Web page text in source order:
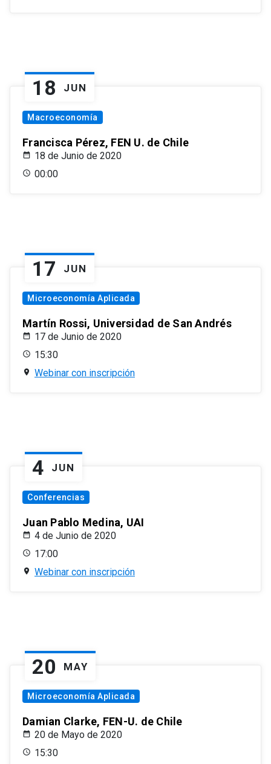
18 JUN
Macroeconomía
Francisca Pérez, FEN U. de Chile
18 de Junio de 2020
00:00
17 JUN
Microeconomía Aplicada
Martín Rossi, Universidad de San Andrés
17 de Junio de 2020
15:30
Webinar con inscripción
4 JUN
Conferencias
Juan Pablo Medina, UAI
4 de Junio de 2020
17:00
Webinar con inscripción
20 MAY
Microeconomía Aplicada
Damian Clarke, FEN-U. de Chile
20 de Mayo de 2020
15:30